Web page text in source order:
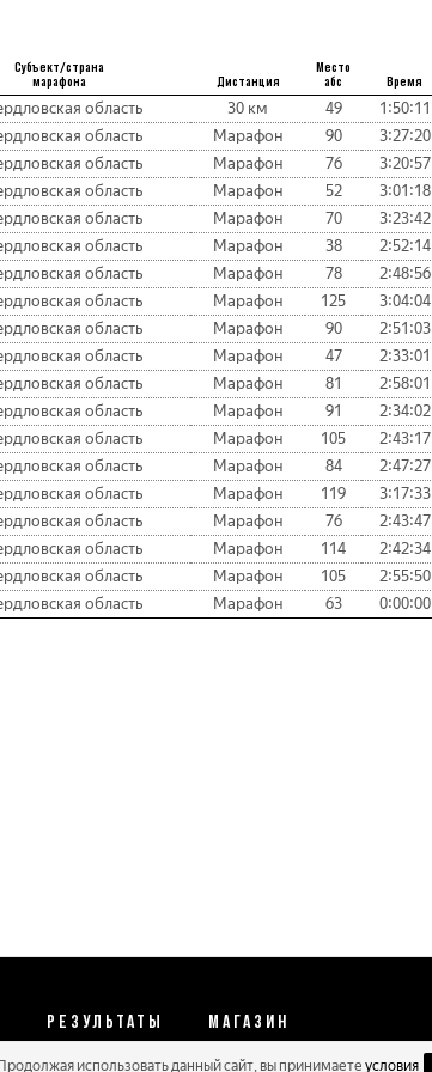
Субъект/страна
марафона
Дистанция
Место
абс
Время
область 30 км 49 1:50:11
область Марафон 90 3:27:20
область Марафон 76 3:20:57
область Марафон 52 3:01:18
область Марафон 70 3:23:42
область Марафон 38 2:52:14
область Марафон 78 2:48:56
область Марафон 125 3:04:04
область Марафон 90 2:51:03
область Марафон 47 2:33:01
область Марафон 81 2:58:01
область Марафон 91 2:34:02
область Марафон 105 2:43:17
область Марафон 84 2:47:27
область Марафон 119 3:17:33
область Марафон 76 2:43:47
область Марафон 114 2:42:34
область Марафон 105 2:55:50
область Марафон 63 0:00:00
РЕЗУЛЬТАТЫ МАГАЗИН
Протоколы 2025 Реквизиты
использовать данный сайт, вы принимаетеусловия